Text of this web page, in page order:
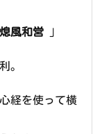
熄風和営 」
。
経を使って横